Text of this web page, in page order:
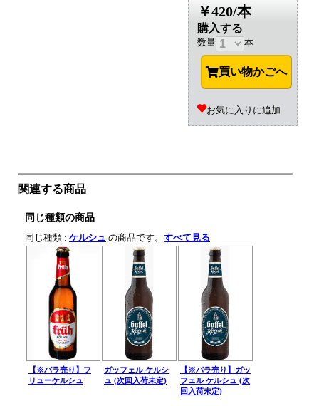
￥420/本
購入する
数量 本
買い物かごへ
お気に入りに追加
関連する商品
同じ種類の商品
同じ種類 : ケルシュ の商品です。 すべて見る
【※バラ売り】フ
リューケルシュ
ガッフェル ケルシ
ュ (次回入荷未定)
【※バラ売り】ガッ
フェル ケルシュ (次
回入荷未定)